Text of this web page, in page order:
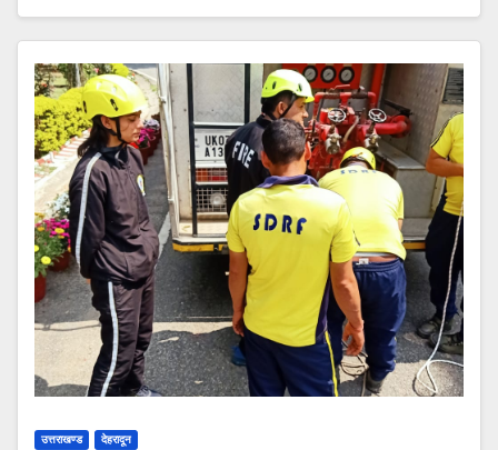
उत्तराखण्ड देहरादून